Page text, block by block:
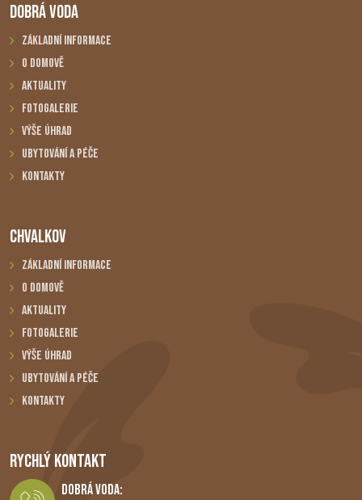
DOBRÁ VODA
Základní informace
O domově
Aktuality
Fotogalerie
Výše úhrad
Ubytování a péče
Kontakty
CHVALKOV
Základní informace
O domově
Aktuality
Fotogalerie
Výše úhrad
Ubytování a péče
Kontakty
RYCHLÝ KONTAKT
Dobrá Voda: